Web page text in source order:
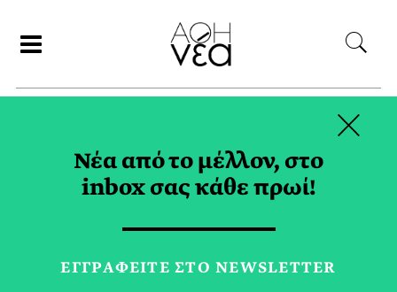
COCA-COLA TAG
Νέα από το μέλλον, στο
inbox σας κάθε πρωί!
ΕΓΓPΑΦΕΙΤΕ ΣΤΟ NEWSLETTER
×